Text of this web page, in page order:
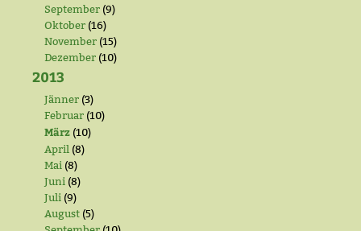
September (9)
Oktober (16)
November (15)
Dezember (10)
2013
Jänner (3)
Februar (10)
März (10)
April (8)
Mai (8)
Juni (8)
Juli (9)
August (5)